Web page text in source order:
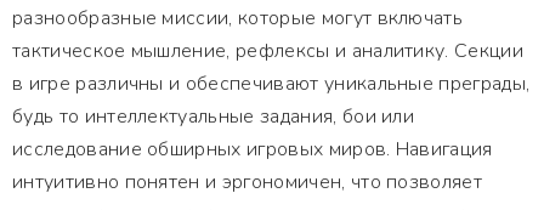
разнообразные миссии, которые могут включать
тактическое мышление, рефлексы и аналитику. Секции
в игре различны и обеспечивают уникальные преграды,
будь то интеллектуальные задания, бои или
исследование обширных игровых миров. Навигация
интуитивно понятен и эргономичен, что позволяет